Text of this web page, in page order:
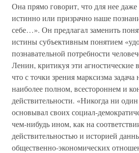
Она прямо говорит, что для нее
истинно или призрачно наше
себе…». Он предлагал заменить
истины субъективным понятием
познавательной потребности
Ленин, критикуя эти агностические
что с точки зрения марксизма задача
наиболее полном, всестороннем и
действительности. «Никогда ни
основывал своих социал-
чем-нибудь ином, как на
действительностью и историей
общественно-экономических